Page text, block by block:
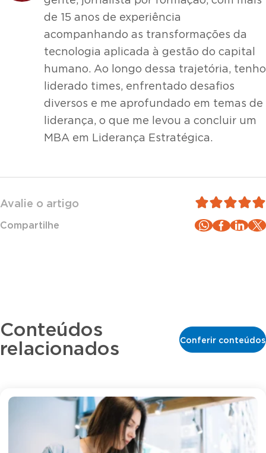
de 15 anos de experiência
acompanhando as transformações da
tecnologia aplicada à gestão do capital
humano. Ao longo dessa trajetória, tenho
liderado times, enfrentado desafios
diversos e me aprofundado em temas de
liderança, o que me levou a concluir um
MBA em Liderança Estratégica.
Avalie o artigo
Compartilhe
Conteúdos
relacionados
Conferir conteúdos